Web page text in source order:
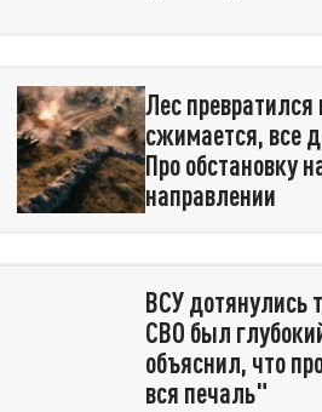
Лес
сжимается, все
Про обстановку
направлении
ВСУ дотянулись
СВО был
объяснил, что
вся печаль"